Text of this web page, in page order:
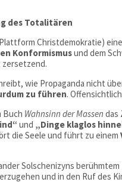
des Totalitären
Christdemokratie)
Konformismusund dem
wie Propaganda nicht
zu führen.
Buch Wahnsinn der Massen das
und „Dinge klaglos
die Seele und führt zu einem
Solschenizyns berühmtem
und in den Ruf des